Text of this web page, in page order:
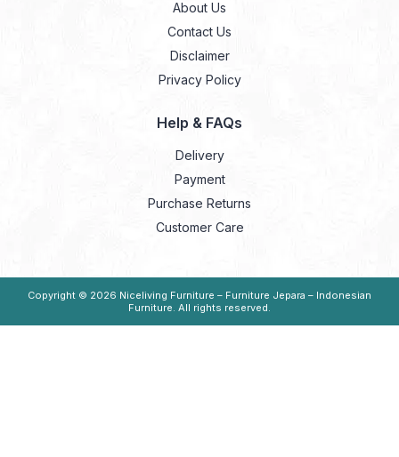
About Us
Contact Us
Disclaimer
Privacy Policy
Help & FAQs
Delivery
Payment
Purchase Returns
Customer Care
Copyright © 2026 Niceliving Furniture – Furniture Jepara – Indonesian
Furniture. All rights reserved.